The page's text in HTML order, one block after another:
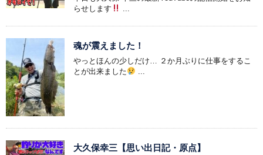
らせします
魂が震えました！
やっとほんの少しだけ… ２か月ぶりに仕事をするこ
とが出来ました
大久保幸三【思い出日記・原点】